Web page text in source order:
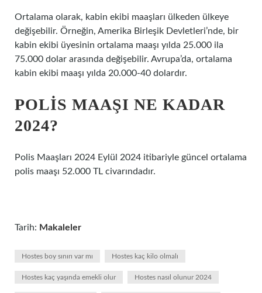
Ortalama olarak, kabin ekibi maaşları ülkeden ülkeye
değişebilir. Örneğin, Amerika Birleşik Devletleri’nde, bir
kabin ekibi üyesinin ortalama maaşı yılda 25.000 ila
75.000 dolar arasında değişebilir. Avrupa’da, ortalama
kabin ekibi maaşı yılda 20.000-40 dolardır.
POLIS MAAŞI NE KADAR
2024?
Polis Maaşları 2024 Eylül 2024 itibariyle güncel ortalama
polis maaşı 52.000 TL civarındadır.
Tarih: Makaleler
Hostes boy sınırı var mı Hostes kaç kilo olmalı
Hostes kaç yaşında emekli olur Hostes nasıl olunur 2024